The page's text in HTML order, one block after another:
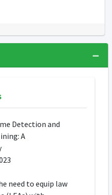
Detection and
A
need to equip law